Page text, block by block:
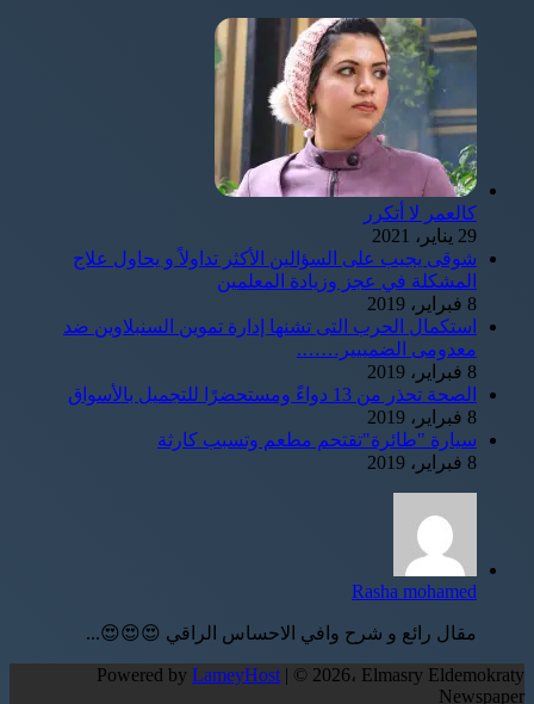
كالعمر لا أتكرر
29 يناير، 2021
شوقى يجيب على السؤالين الأكثر تداولاً و يحاول علاج
المشكلة في عجز وزيادة المعلمين
8 فبراير، 2019
استكمال الحرب التى تشنها إدارة تموين السنبلاوين ضد
معدومى الضمييير…….
8 فبراير، 2019
الصحة تحذر من 13 دواءً ومستحضرًا للتجميل بالأسواق
8 فبراير، 2019
سيارة "طائرة"تقتحم مطعم وتسبب كارثة
8 فبراير، 2019
Rasha mohamed
مقال رائع و شرح وافي الاحساس الراقي 😍😍😍...
Powered by LameyHost| © 2026، Elmasry Eldemokraty
Newspaper